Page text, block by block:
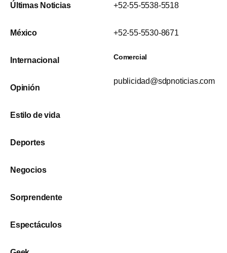
Últimas Noticias
México
Internacional
Opinión
Estilo de vida
Deportes
Negocios
Sorprendente
Espectáculos
+52-55-5538-5518
+52-55-5530-8671
Comercial
publicidad@sdpnoticias.com